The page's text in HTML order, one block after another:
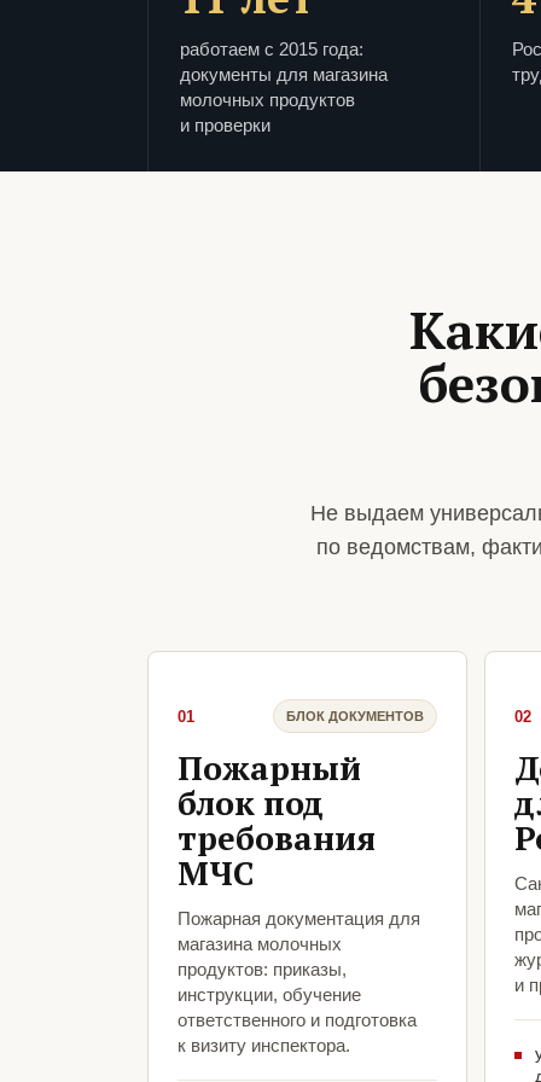
работаем с 2015 года:
документы для магазина
молочных продуктов
и проверки
Не выдаем
по ведомствам,
01 БЛОК ДОКУМЕНТОВ
Пожарный
блок под
требования
МЧС
Пожарная документация для
магазина молочных
продуктов: приказы,
инструкции, обучение
ответственного и подготовка
к визиту инспектора.
02
и